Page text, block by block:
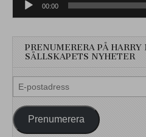
00:00
PRENUMERERA PÅ
SÄLLSKAPETS NYHETER
E-
postadress
Prenumerera